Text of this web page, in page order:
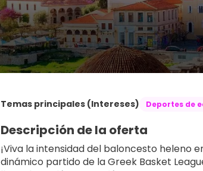
Temas principales (Intereses) Deportes de
Descripción de la oferta
¡Viva la intensidad del baloncesto heleno
dinámico partido de la Greek Basket